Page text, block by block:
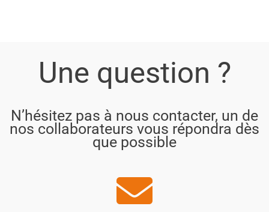
Une question ?
N’hésitez pas à nous contacter, un de
nos collaborateurs vous répondra dès
que possible